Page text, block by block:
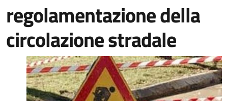
regolamentazione della
circolazione stradale